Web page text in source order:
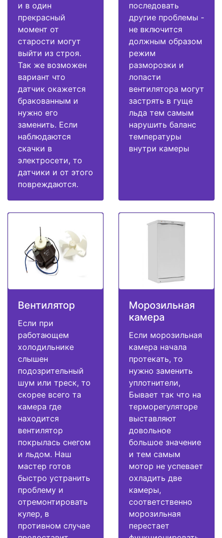
и в один
прекрасный
момент от
старости могут
выйти из строя.
Так же возможен
вариант что
датчик окажется
бракованным и
нужно его
заменить. Если
наблюдаются
скачки в
электросети, то
датчики и от этого
повреждаются.
последовать
другие проблемы -
не включится
должным образом
режим
разморозки и
лопасти
вентилятора могут
застрять в гуще
льда тем самым
нарушить баланс
температуры
внутри камеры
Вентилятор
Если при
работающем
холодильнике
слышен
подозрительный
шум или треск, то
скорее всего та
камера где
находится
вентилятор
покрылась снегом
и льдом. Наш
мастер готов
быстро устранить
проблему и
отремонтировать
кулер, в
противном случае
Морозильная
камера
Если морозильная
камера начала
протекать, то
нужно заменить
уплотнители,
Бывает так что на
терморегуляторе
выставляют
довольное
большое значение
и тем самым
мотор не успевает
охладить две
камеры,
соответственно
морозильная
перестает